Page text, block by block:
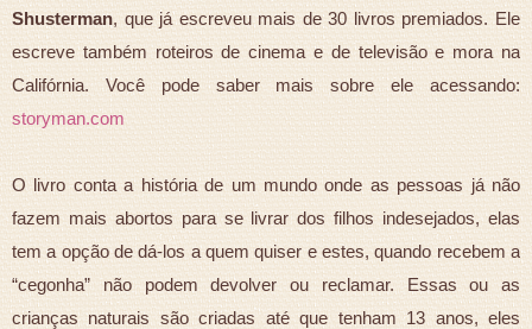
Shusterman, que já escreveu mais de 30 livros premiados. Ele
escreve também roteiros de cinema e de televisão e mora na
Califórnia. Você pode saber mais sobre ele acessando:
storyman.com
O livro conta a história de um mundo onde as pessoas já não
fazem mais abortos para se livrar dos filhos indesejados, elas
tem a opção de dá-los a quem quiser e estes, quando recebem a
“cegonha” não podem devolver ou reclamar. Essas ou as
crianças naturais são criadas até que tenham 13 anos, eles